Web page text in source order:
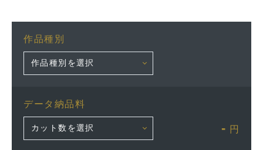
作品種別
データ納品料
- 円